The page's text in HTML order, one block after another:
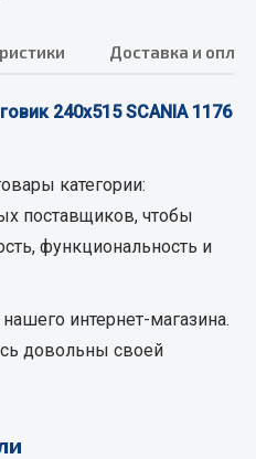
Доставка и
240х515 SCANIA 1176
категории:
поставщиков, чтобы
функциональность и
интернет-магазина.
довольны своей